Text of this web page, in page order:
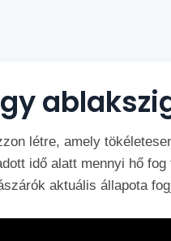
létre, amely
idő alatt mennyi hő
aktuális állapota